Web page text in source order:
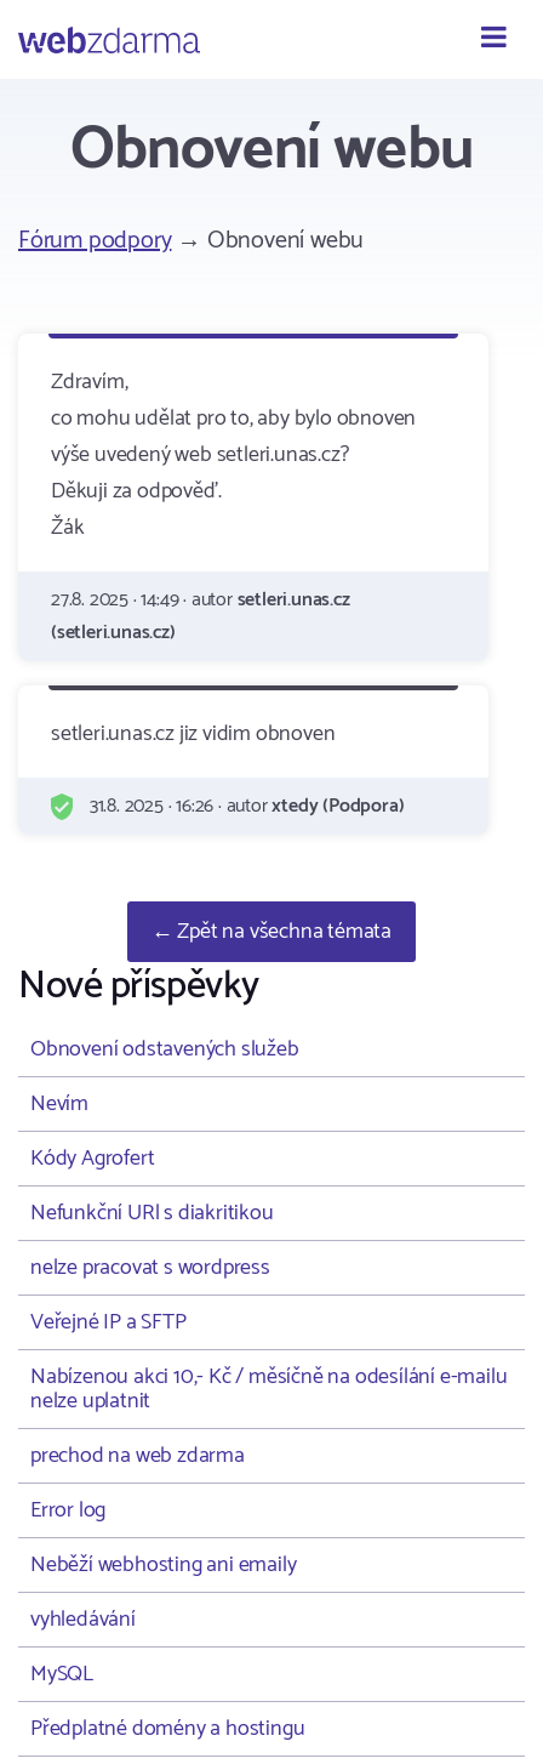
Webzdarma
Obnovení webu
Fórum podpory→ Obnovení webu
Zdravím,
co mohu udělat pro to, aby bylo obnoven
výše uvedený web setleri.unas.cz?
Děkuji za odpověď.
Žák
27.8. 2025 · 14:49 · autorsetleri.unas.cz
(setleri.unas.cz)
setleri.unas.cz jiz vidim obnoven
31.8. 2025 · 16:26 · autorxtedy (Podpora)
← Zpět na všechna témata
Nové příspěvky
Obnovení odstavených služeb
Nevím
Kódy Agrofert
Nefunkční URl s diakritikou
nelze pracovat s wordpress
Veřejné IP a SFTP
Nabízenou akci 10,- Kč / měsíčně na odesílání e-mailu
nelze uplatnit
prechod na web zdarma
Error log
Neběží webhosting ani emaily
vyhledávání
MySQL
Předplatné domény a hostingu